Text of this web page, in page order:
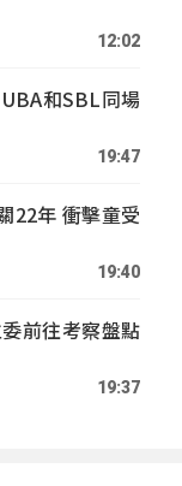
12:02
和SBL同場
19:47
22年 衝擊童受
19:40
前往考察盤點
19:37